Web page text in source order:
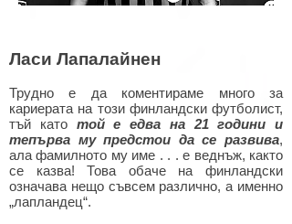
Ласи Лапалайнен
Трудно е да коментираме много за
кариерата на този финландски футболист,
тъй като той е едва на 21 години и
тепърва му предстои да се развива,
ала фамилното му име . . . е веднъж, както
се казва! Това обаче на финландски
означава нещо съвсем различно, а именно
„лапландец“.